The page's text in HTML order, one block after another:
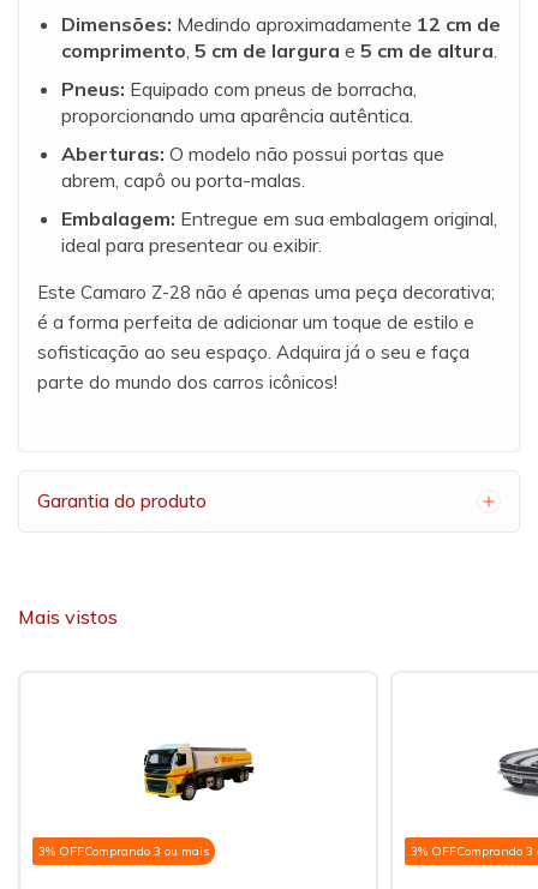
Dimensões: Medindo aproximadamente 12 cm de
comprimento 5 cm de largura e 5 cm de altura
Pneus: Equipado com pneus de borracha,
proporcionando uma aparência autêntica.
Aberturas: O modelo não possui portas que
abrem, capô ou porta-malas.
Embalagem: Entregue em sua embalagem original,
ideal para presentear ou exibir.
Este Camaro Z-28 não é apenas uma peça decorativa;
é a forma perfeita de adicionar um toque de estilo e
sofisticação ao seu espaço. Adquira já o seu e faça
parte do mundo dos carros icônicos!
Garantia do produto
Mais vistos
3% OFFComprando 3 ou mais 3% OFFComprando 3